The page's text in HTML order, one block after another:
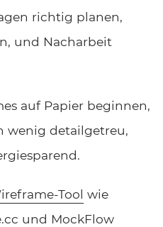
richtig planen,
und Nacharbeit
auf Papier beginnen,
wenig detailgetreu,
Tool wie
und MockFlow